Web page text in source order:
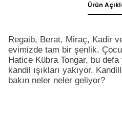
Ürün
Regaib, Berat, Miraç, Kadir
evimizde tam bir şenlik.
Hatice Kübra Tongar, bu defa
kandil ışıkları yakıyor.
bakın neler neler geliyor?